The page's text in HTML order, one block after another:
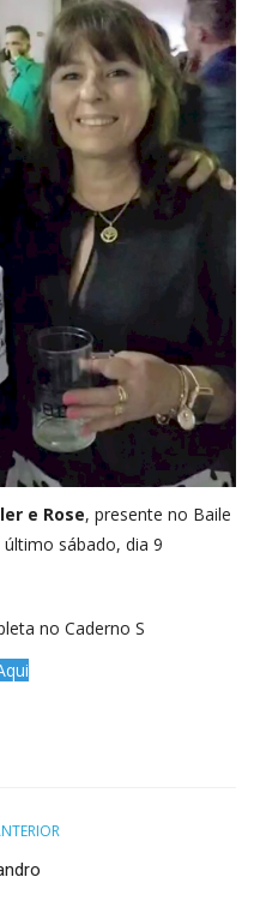
e Rose, presente no Baile
sábado, dia 9
no Caderno S